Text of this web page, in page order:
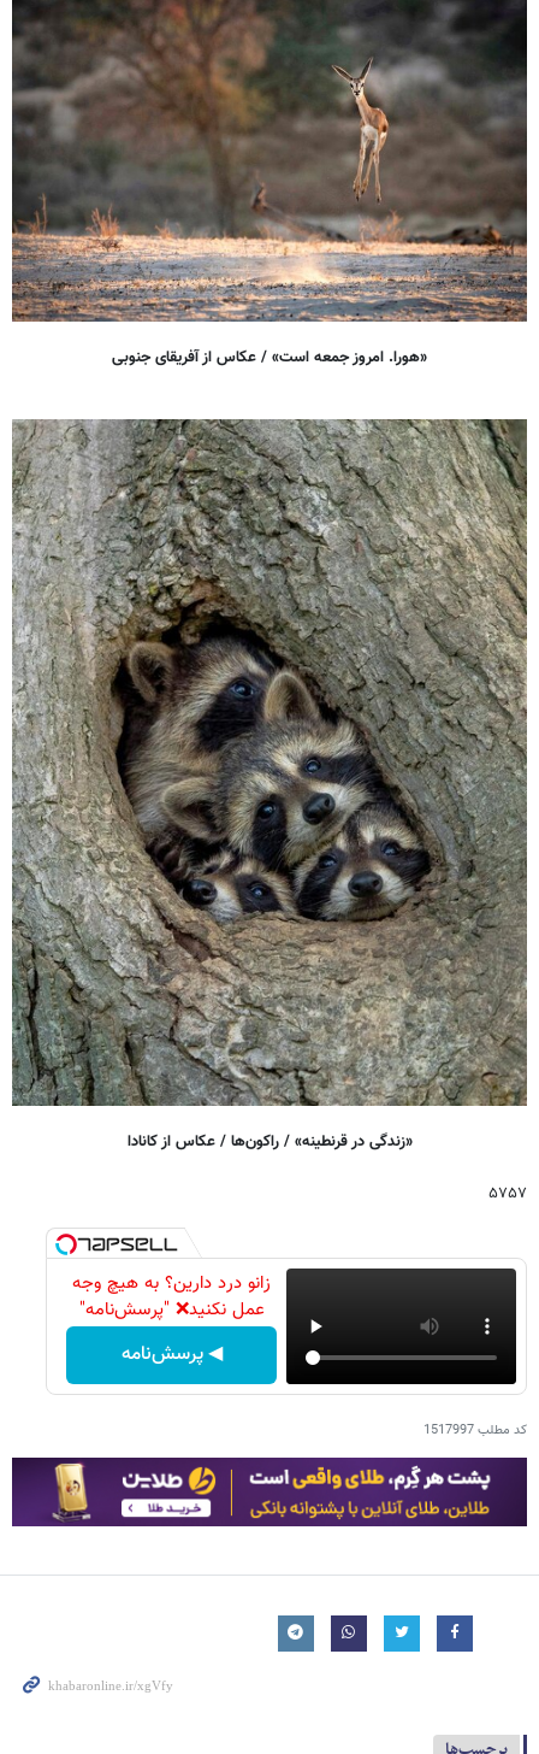
«هورا. امروز جمعه است» / عکاس از آفریقای جنوبی
«زندگی در قرنطینه» / راکون‌ها / عکاس از کانادا
۵۷۵۷
زانو درد دارین؟ به هیچ وجه
عمل نکنید❌ "پرسش‌نامه"
◀ پرسش‌نامه
کد مطلب1517997